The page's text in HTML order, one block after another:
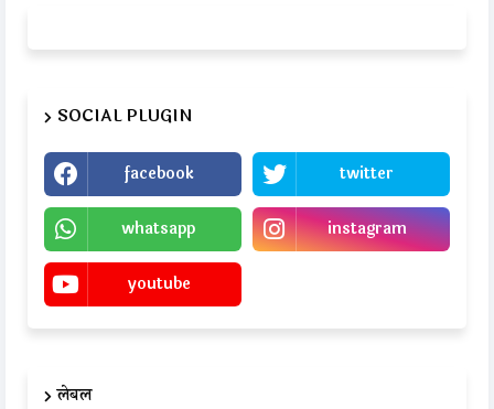
SOCIAL PLUGIN
facebook twitter
whatsapp instagram
youtube
लेबल